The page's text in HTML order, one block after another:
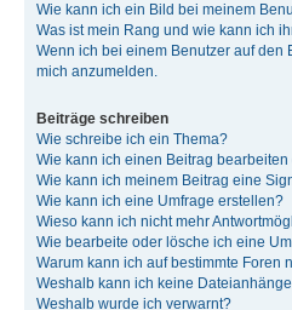
Wie kann ich ein Bild bei meinem
Was ist mein Rang und wie kann ich
Wenn ich bei einem Benutzer auf den
mich anzumelden.
Beiträge schreiben
Wie schreibe ich ein Thema?
Wie kann ich einen Beitrag
Wie kann ich meinem Beitrag eine
Wie kann ich eine Umfrage erstellen?
Wieso kann ich nicht mehr
Wie bearbeite oder lösche ich eine
Warum kann ich auf bestimmte Foren
Weshalb kann ich keine
Weshalb wurde ich verwarnt?